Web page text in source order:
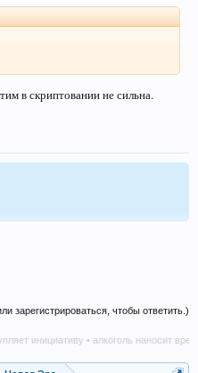
в скриптовании не сильна.
зарегистрироваться, чтобы ответить.)
инициативу • алкоголь наносит вред